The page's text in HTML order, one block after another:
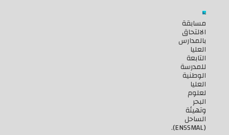
مسابقة
الالتحاق
بالمدارس
العليا
التابعة
للمدرسة
الوطنية
العليا
لعلوم
البحر
وتهيئة
الساحل
(ENSSMAL).